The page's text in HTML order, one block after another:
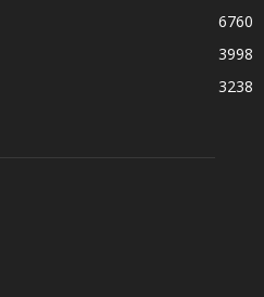
6760
3998
3238